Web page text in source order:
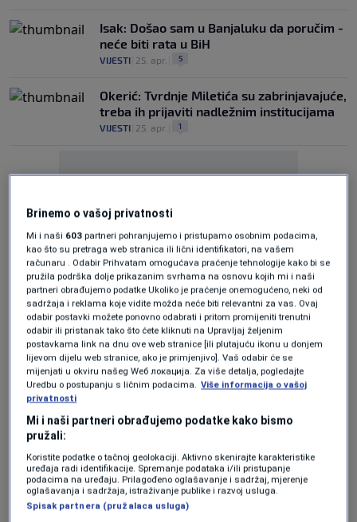
Isak: Došao sam u Banjaluku da poručim -
neće biti rata u BiH
VIJESTI 25. apr. 5
Okerić: Tvrdnje Miletića su zabrinjavajuće,
treba ih prijaviti nadležnim institucijama
VIJESTI 25. apr. 1
Oglas
Miletić: Akcije hapšenja se dijelom
provode kako se ne bi govorilo o
neprocesuiranju Dodika za prijetnje
VIJESTI| 25. apr.| 0
Miletić na pitanje hoće li biti rata u BiH:
Koga su zmije ujedale i guštera se boji
VIJESTI|25. apr.|
Brinemo o vašoj privatnosti
Mi i naši 603 partneri pohranjujemo i pristupamo osobnim podacima,
kao što su pretraga web stranica ili lični identifikatori, na vašem
računaru . Odabir Prihvatam omogućava praćenje tehnologije kako bi se
pružila podrška dolje prikazanim svrhama na osnovu kojih mi i naši
partneri obrađujemo podatke Ukoliko je praćenje onemogućeno, neki od
sadržaja i reklama koje vidite možda neće biti relevantni za vas. Ovaj
odabir postavki možete ponovno odabrati i pritom promijeniti trenutni
odabir ili pristanak tako što ćete kliknuti na Upravljaj željenim
postavkama link na dnu ove web stranice [ili plutajuću ikonu u donjem
lijevom dijelu web stranice, ako je primjenjivo]. Vaš odabir će se
mijenjati u okviru našeg Wеб локација. Za više detalja, pogledajte
Uredbu o postupanju s ličnim podacima. Više informacija o vašoj
privatnosti
Mi i naši partneri obrađujemo podatke kako bismo
pružali:
Koristite podatke o tačnoj geolokaciji. Aktivno skenirajte karakteristike
uređaja radi identifikacije. Spremanje podataka i/ili pristupanje
podacima na uređaju. Prilagođeno oglašavanje i sadržaj, mjerenje
oglašavanja i sadržaja, istraživanje publike i razvoj usluga.
Spisak partnera (pružalaca usluga)